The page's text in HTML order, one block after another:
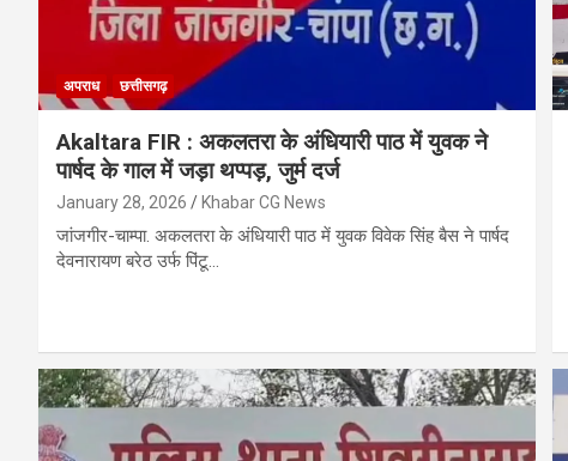
अपराध छत्तीसगढ़
Akaltara FIR : अकलतरा के अंधियारी पाठ में युवक ने
पार्षद के गाल में जड़ा थप्पड़, जुर्म दर्ज
January 28, 2026 Khabar CG News
जांजगीर-चाम्पा. अकलतरा के अंधियारी पाठ में युवक विवेक सिंह बैस ने पार्षद
देवनारायण बरेठ उर्फ पिंटू…